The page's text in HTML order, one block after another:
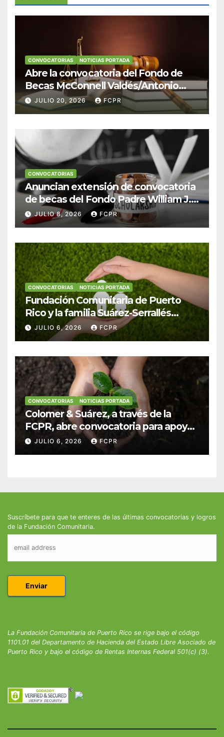
CONVOCATORIAS NOTICIAS PORTADA
Abre la convocatoria del Fondo de
Becas McConnell Valdés/Antonio
Escudero Viera para estudiantes de
Derecho en Puerto Rico
JULIO 20, 2026 FCPR
CONVOCATORIAS
Anuncian extensión de convocatoria
de becas del Fondo Padre William J.
Hendricks, SJ para estudiantes del
Colegio San Ignacio
JULIO 8, 2026 FCPR
CONVOCATORIAS NOTICIAS PORTADA
Fundación Comunitaria de Puerto
Rico y la familia Suárez-Serrallés
anuncian convocatoria para
fortalecer hogares y albergues
JULIO 6, 2026 FCPR
CONVOCATORIAS NOTICIAS PORTADA
Colomer & Suárez, a través de la
FCPR, abre convocatoria para apoyar
proyectos de seguridad alimentaria
JULIO 6, 2026 FCPR
Suscríbete para que te enteres de las últimas convocatorias y logros
de la Fundación Comunitaria.
La Fundación Comunitaria de Puerto Rico se rige bajo el código
1101.01 del Departamento de Hacienda del Estado Libre Asociado de
Puerto Rico y bajo el código de Rentas Internas Federal 501(c) (3).